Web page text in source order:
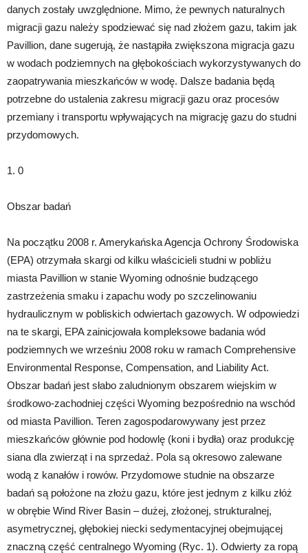
danych zostały uwzględnione. Mimo, że pewnych naturalnych
migracji gazu należy spodziewać się nad złożem gazu, takim jak
Pavillion, dane sugerują, że nastąpiła zwiększona migracja gazu
w wodach podziemnych na głębokościach wykorzystywanych do
zaopatrywania mieszkańców w wodę. Dalsze badania będą
potrzebne do ustalenia zakresu migracji gazu oraz procesów
przemiany i transportu wpływających na migrację gazu do studni
przydomowych.
1. 0
Obszar badań
Na początku 2008 r. Amerykańska Agencja Ochrony Środowiska
(EPA) otrzymała skargi od kilku właścicieli studni w pobliżu
miasta Pavillion w stanie Wyoming odnośnie budzącego
zastrzeżenia smaku i zapachu wody po szczelinowaniu
hydraulicznym w pobliskich odwiertach gazowych. W odpowiedzi
na te skargi, EPA zainicjowała kompleksowe badania wód
podziemnych we wrześniu 2008 roku w ramach Comprehensive
Environmental Response, Compensation, and Liability Act.
Obszar badań jest słabo zaludnionym obszarem wiejskim w
środkowo-zachodniej części Wyoming bezpośrednio na wschód
od miasta Pavillion. Teren zagospodarowywany jest przez
mieszkańców głównie pod hodowlę (koni i bydła) oraz produkcję
siana dla zwierząt i na sprzedaż. Pola są okresowo zalewane
wodą z kanałów i rowów. Przydomowe studnie na obszarze
badań są położone na złożu gazu, które jest jednym z kilku złóż
w obrębie Wind River Basin – dużej, złożonej, strukturalnej,
asymetrycznej, głębokiej niecki sedymentacyjnej obejmującej
znaczną część centralnego Wyoming (Ryc. 1). Odwierty za ropą